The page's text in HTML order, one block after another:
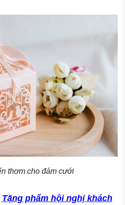
thơm cho đám cưới
Tặng phẩm hội nghị khách